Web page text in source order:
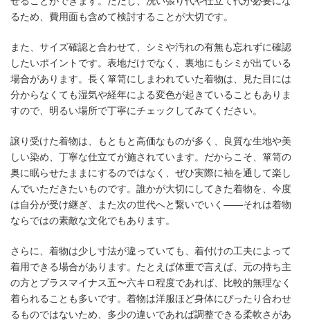
るため、費用面も含めて検討することが大切です。
また、サイズ確認と合わせて、シミや汚れの有無も忘れずに確認
したいポイントです。表地だけでなく、裏地にもシミが出ている
場合があります。長く箪笥にしまわれていた着物は、見た目には
分からなくても湿気や経年による変色が起きていることもありま
すので、明るい場所で丁寧にチェックしてみてください。
譲り受けた着物は、もともと高価なものが多く、良質な生地や美
しい染め、丁寧な仕立てが施されています。だからこそ、箪笥の
奥に眠らせたままにするのではなく、ぜひ実際に袖を通して楽し
んでいただきたいものです。誰かが大切にしてきた着物を、今度
は自分が受け継ぎ、また次の世代へと繋いでいく――それは着物
ならではの素敵な文化でもあります。
さらに、着物は少し寸法が違っていても、着付けの工夫によって
着用できる場合があります。たとえば体重で言えば、元の持ち主
の方とプラスマイナス五〜六キロ程度であれば、比較的無理なく
着られることも多いです。着物は洋服ほど身体にぴったり合わせ
るものではないため、多少の違いであれば調整できる柔軟さがあ